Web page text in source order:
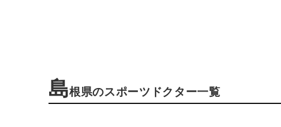
島根県のスポーツドクター一覧